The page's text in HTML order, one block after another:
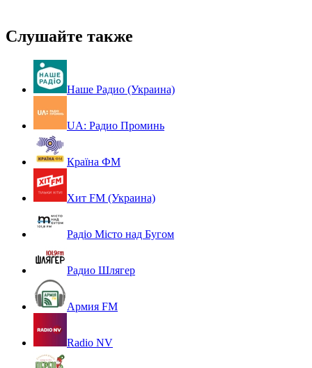
Слушайте также
Наше Радио (Украина)
UA: Радио Проминь
Країна ФМ
Хит FM (Украина)
Радіо Місто над Бугом
Радио Шлягер
Армия FM
Radio NV